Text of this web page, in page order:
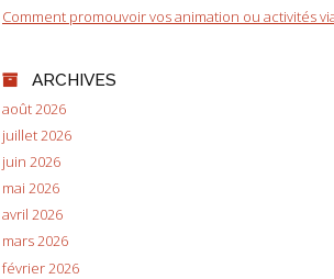
Comment promouvoir vos animation ou activités
ARCHIVES
août 2026
juillet 2026
juin 2026
mai 2026
avril 2026
mars 2026
février 2026